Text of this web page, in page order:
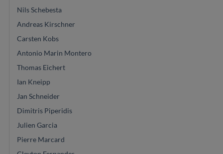
Nils Schebesta
Andreas Kirschner
Carsten Kobs
Antonio Marin Montero
Thomas Eichert
Ian Kneipp
Jan Schneider
Dimitris Piperidis
Julien Garcia
Pierre Marcard